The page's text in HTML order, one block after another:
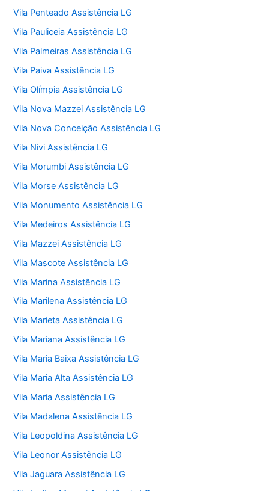
Vila Penteado Assistência LG
Vila Pauliceia Assistência LG
Vila Palmeiras Assistência LG
Vila Paiva Assistência LG
Vila Olímpia Assistência LG
Vila Nova Mazzei Assistência LG
Vila Nova Conceição Assistência LG
Vila Nivi Assistência LG
Vila Morumbi Assistência LG
Vila Morse Assistência LG
Vila Monumento Assistência LG
Vila Medeiros Assistência LG
Vila Mazzei Assistência LG
Vila Mascote Assistência LG
Vila Marina Assistência LG
Vila Marilena Assistência LG
Vila Marieta Assistência LG
Vila Mariana Assistência LG
Vila Maria Baixa Assistência LG
Vila Maria Alta Assistência LG
Vila Maria Assistência LG
Vila Madalena Assistência LG
Vila Leopoldina Assistência LG
Vila Leonor Assistência LG
Vila Jaguara Assistência LG